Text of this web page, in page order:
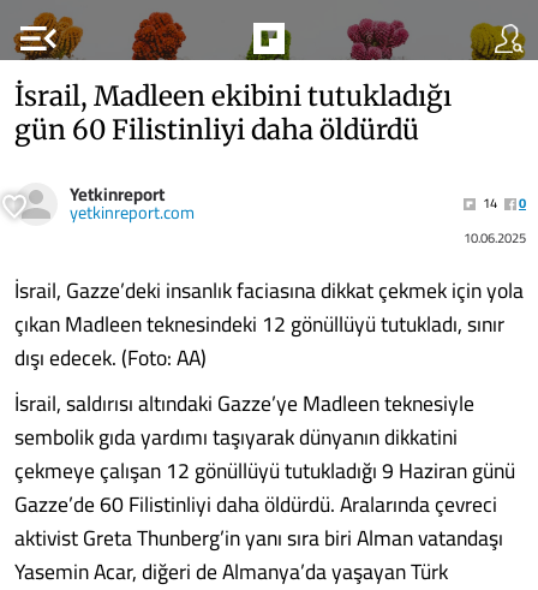
menu_open
İsrail, Madleen ekibini tutukladığı
gün 60 Filistinliyi daha öldürdü
Yetkinreport
yetkinreport.com 14
0
10.06.2025
İsrail, Gazze’deki insanlık faciasına dikkat çekmek için yola
çıkan Madleen teknesindeki 12 gönüllüyü tutukladı, sınır
dışı edecek. (Foto: AA)
İsrail, saldırısı altındaki Gazze’ye Madleen teknesiyle
sembolik gıda yardımı taşıyarak dünyanın dikkatini
çekmeye çalışan 12 gönüllüyü tutukladığı 9 Haziran günü
Gazze’de 60 Filistinliyi daha öldürdü. Aralarında çevreci
aktivist Greta Thunberg’in yanı sıra biri Alman vatandaşı
Yasemin Acar, diğeri de Almanya’da yaşayan Türk